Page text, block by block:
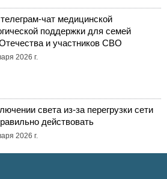
чат медицинской
поддержки для семей
и участников СВО
2026 г.
света из-за перегрузки сети
действовать
2026 г.